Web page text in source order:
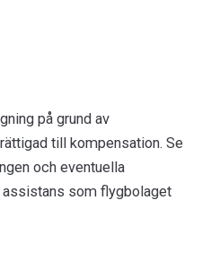
på grund av
till kompensation. Se
och eventuella
assistans som flygbolaget